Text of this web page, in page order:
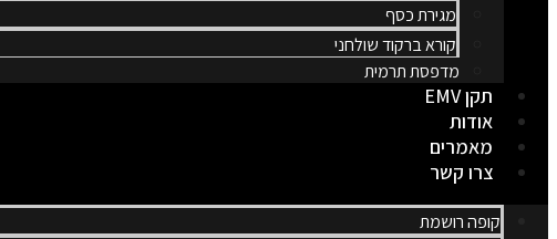
מגירת כסף
קורא ברקוד שולחני
מדפסת תרמית
תקן EMV
אודות
מאמרים
צרו קשר
קופה רושמת